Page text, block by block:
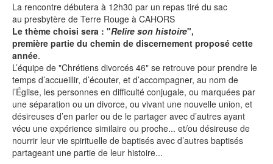
La rencontre débutera à 12h30 par un repas tiré du sac
au presbytère de Terre Rouge à CAHORS
Le thème choisi sera : "Relire son histoire",
première partie du chemin de discernement proposé cette
année.
L’équipe de "Chrétiens divorcés 46" se retrouve pour prendre le
temps d’accueillir, d’écouter, et d’accompagner, au nom de
l’Église, les personnes en difficulté conjugale, ou marquées par
une séparation ou un divorce, ou vivant une nouvelle union, et
désireuses d’en parler ou de le partager avec d’autres ayant
vécu une expérience similaire ou proche... et/ou désireuse de
nourrir leur vie spirituelle de baptisés avec d’autres baptisés
partageant une partie de leur histoire...